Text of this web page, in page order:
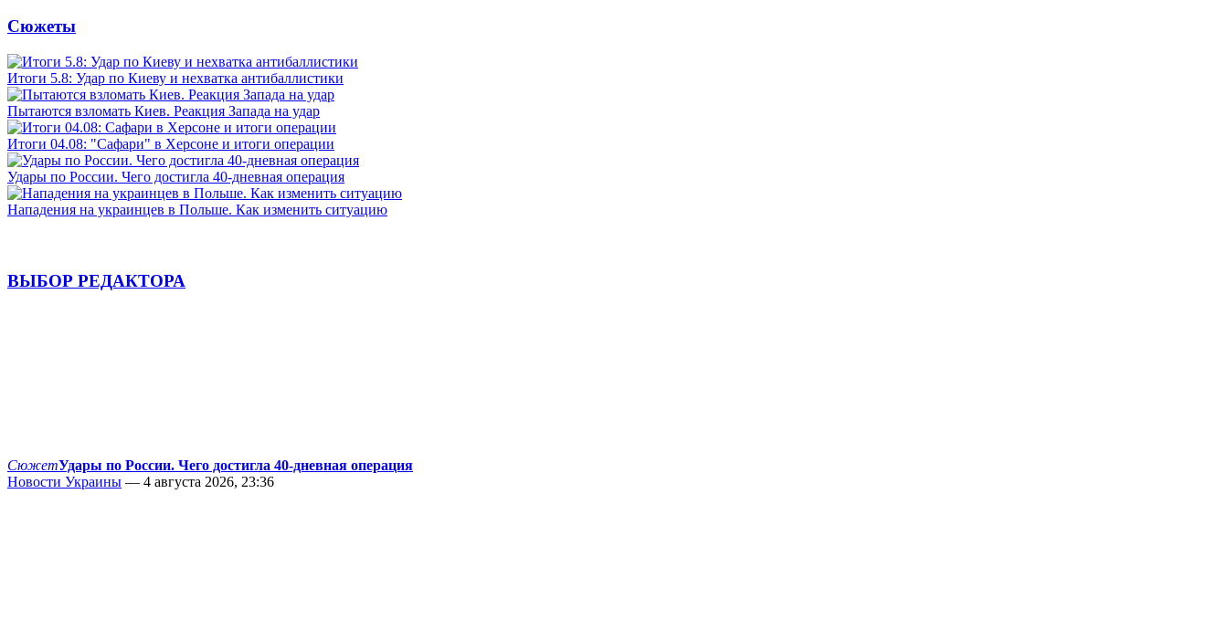
Сюжеты
Итоги 5.8: Удар по Киеву и нехватка антибаллистики
Пытаются взломать Киев. Реакция Запада на удар
Итоги 04.08: "Сафари" в Херсоне и итоги операции
Удары по России. Чего достигла 40-дневная операция
Нападения на украинцев в Польше. Как изменить ситуацию
ВЫБОР РЕДАКТОРА
СюжетУдары по России. Чего достигла 40-дневная операция
Новости Украины — 4 августа 2026, 23:36